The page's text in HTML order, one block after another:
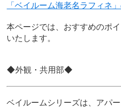
「ベイルーム海老名ラフィネ
本ページでは、おすすめのポ
いたします。
◆外観・共用部◆
ベイルームシリーズは、アパ